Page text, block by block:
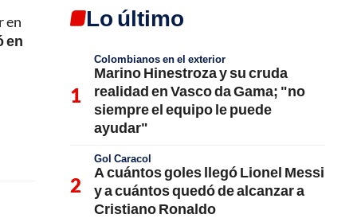
en
en
Lo último
Colombianos en el exterior
Marino Hinestroza y su cruda
realidad en Vasco da Gama; "no
siempre el equipo le puede
ayudar"
Gol Caracol
A cuántos goles llegó Lionel Messi
y a cuántos quedó de alcanzar a
Cristiano Ronaldo